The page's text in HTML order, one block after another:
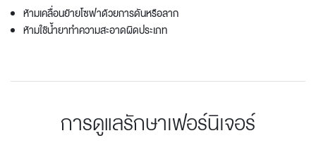
ห้ามเคลื่อนย้ายโซฟาด้วยการดันหรือลาก
ห้ามใช้น้ำยาทำความสะอาดผิดประเภท
การดูแลรักษาเฟอร์นิเจอร์